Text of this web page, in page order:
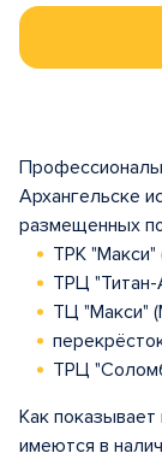
Архангельске
размещенных
ТРК "Макси"
ТРЦ "Титан-
ТЦ "Макси"
ТРЦ
Как
имеются в